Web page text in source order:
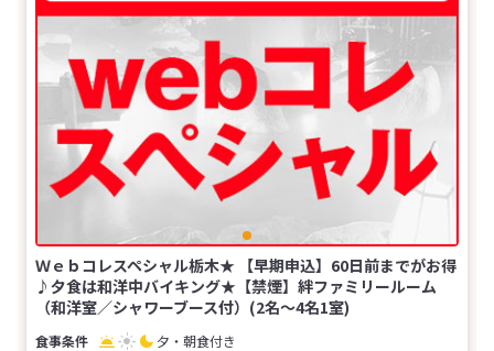
Ｗｅｂコレスペシャル栃木★ 【早期申込】60日前までがお得
♪夕食は和洋中バイキング★【禁煙】絆ファミリールーム
（和洋室／シャワーブース付）(2名～4名1室)
夕・朝食付き